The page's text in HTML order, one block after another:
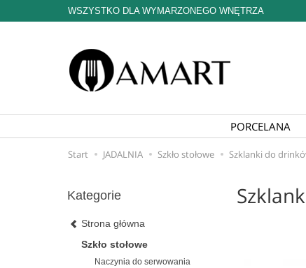
WSZYSTKO DLA WYMARZONEGO WNĘTRZA
PORCELANA
Start JADALNIA Szkło stołowe Szklanki do
Kategorie
Strona główna
Szkło stołowe
Naczynia do serwowania